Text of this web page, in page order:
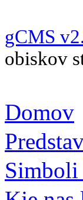
gCMS
obiskov
Domov
Simboli